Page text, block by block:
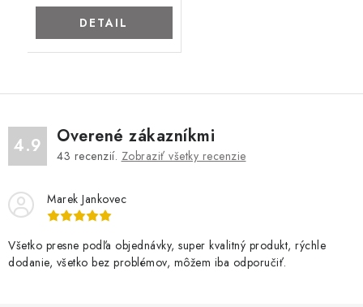
DETAIL
4.9 Overené zákazníkmi
43 recenzií. Zobraziť všetky recenzie
Marek Jankovec
Všetko presne podľa objednávky, super kvalitný produkt, rýchle
dodanie, všetko bez problémov, môžem iba odporučiť.